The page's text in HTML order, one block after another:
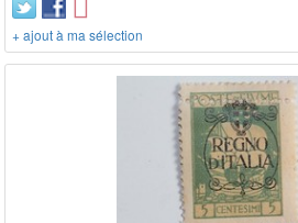
+ ajout à ma sélection